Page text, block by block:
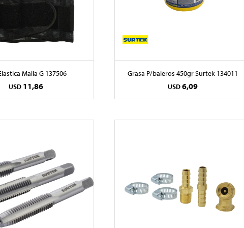
Malla G 137506
USD 11,86
Grasa P/baleros 450gr Surtek 134011
USD 6,09